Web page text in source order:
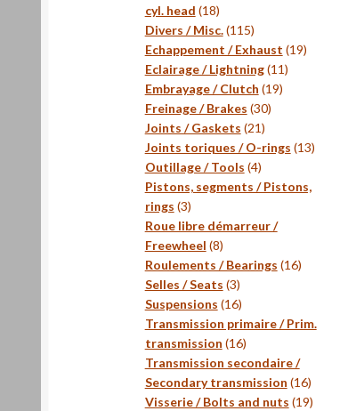
cyl. head 1818
produits
Divers / Misc. 115115
produits
Echappement / Exhaust 1919
Eclairage / Lightning 1111
Embrayage / Clutch 1919
Freinage / Brakes 3030
Joints / Gaskets 2121
produits
Joints toriques / O-rings 1313
Outillage / Tools 44
produits
Pistons, segments / Pistons,
rings 33
produits
Roue libre démarreur /
Freewheel 88
produits
Roulements / Bearings 1616
Selles / Seats 33
produits
Suspensions 1616
produits
Transmission primaire / Prim.
transmission 1616
produits
Transmission secondaire /
Secondary transmission 1616
produits
Visserie / Bolts and nuts 1919